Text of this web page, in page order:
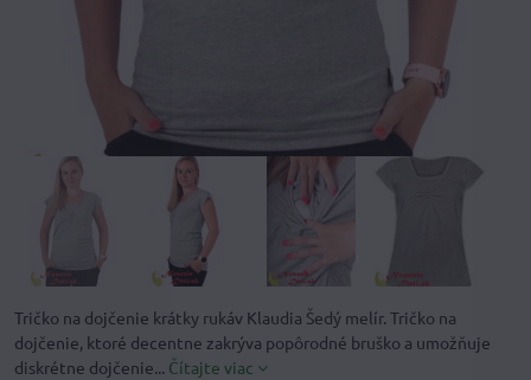
Tričko na dojčenie krátky rukáv Klaudia Šedý melír. Tričko na
dojčenie, ktoré decentne zakrýva popôrodné bruško a umožňuje
diskrétne dojčenie... Čítajte viac